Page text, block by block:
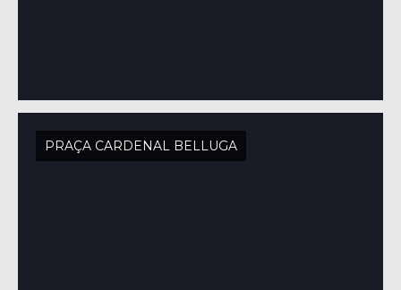
PRAÇA CARDENAL BELLUGA